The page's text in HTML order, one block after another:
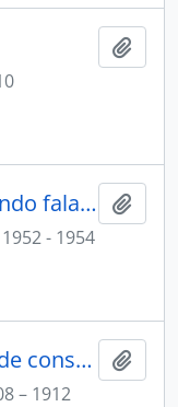
Ato Inaurural da ponte, quando falava Dr. Getúlio Vargas
1952 - 1954
Avenida República em fase de construção.
– 1912